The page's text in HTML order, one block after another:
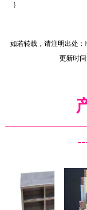
}
如若转载，请注明出处
更新时